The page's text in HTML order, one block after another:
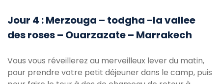
Jour 4 : Merzouga – todgha -la vallee
des roses – Ouarzazate – Marrakech
Vous vous réveillerez au merveilleux lever du matin,
pour prendre votre petit déjeuner dans le camp, puis